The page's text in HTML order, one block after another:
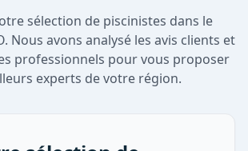
sélection de piscinistes dans le
Nous avons analysé les avis clients et
professionnels pour vous proposer
experts de votre région.